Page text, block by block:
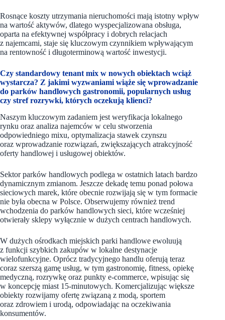
Rosnące koszty utrzymania nieruchomości mają istotny wpływ
na wartość aktywów, dlatego wyspecjalizowana obsługa,
oparta na efektywnej współpracy i dobrych relacjach
z najemcami, staje się kluczowym czynnikiem wpływającym
na rentowność i długoterminową wartość inwestycji.
Czy standardowy tenant mix w nowych obiektach wciąż
wystarcza? Z jakimi wyzwaniami wiąże się wprowadzanie
do parków handlowych gastronomii, popularnych usług
czy stref rozrywki, których oczekują klienci?
Naszym kluczowym zadaniem jest weryfikacja lokalnego
rynku oraz analiza najemców w celu stworzenia
odpowiedniego mixu, optymalizacja stawek czynszu
oraz wprowadzanie rozwiązań, zwiększających atrakcyjność
oferty handlowej i usługowej obiektów.
Sektor parków handlowych podlega w ostatnich latach bardzo
dynamicznym zmianom. Jeszcze dekadę temu ponad połowa
sieciowych marek, które obecnie rozwijają się w tym formacie
nie była obecna w Polsce. Obserwujemy również trend
wchodzenia do parków handlowych sieci, które wcześniej
otwierały sklepy wyłącznie w dużych centrach handlowych.
W dużych ośrodkach miejskich parki handlowe ewoluują
z funkcji szybkich zakupów w lokalne destynacje
wielofunkcyjne. Oprócz tradycyjnego handlu oferują teraz
coraz szerszą gamę usług, w tym gastronomię, fitness, opiekę
medyczną, rozrywkę oraz punkty e-commerce, wpisując się
w koncepcję miast 15-minutowych. Komercjalizując większe
obiekty rozwijamy ofertę związaną z modą, sportem
oraz zdrowiem i urodą, odpowiadając na oczekiwania
konsumentów.